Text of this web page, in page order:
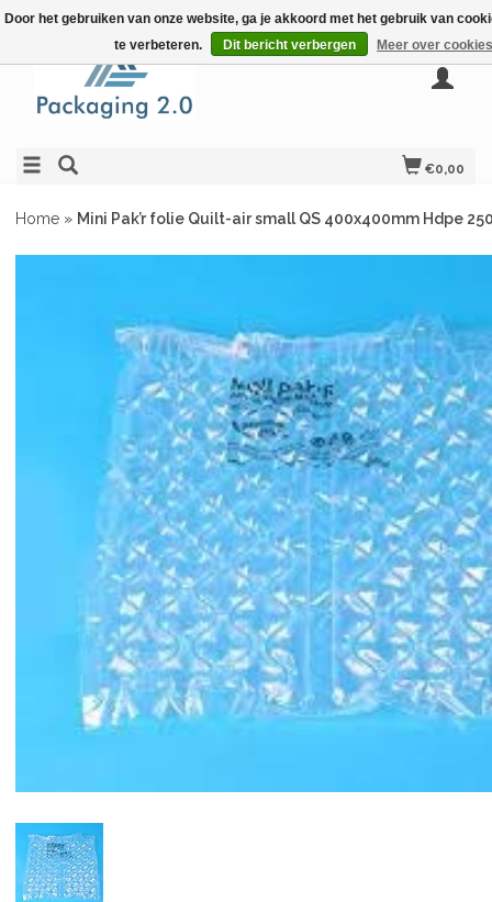
€0,00
Home » Mini Pak’r folie Quilt-air small QS 400x400mm Hdpe
Door het gebruiken van onze website, ga je akkoord met het gebruik van
te verbeteren.
Dit bericht verbergen Meer over